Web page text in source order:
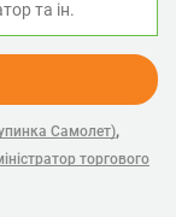
Самолет),
торгового